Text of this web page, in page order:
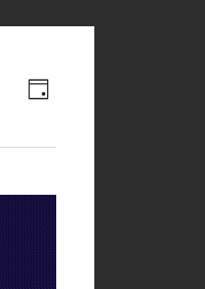
Views
Event
日